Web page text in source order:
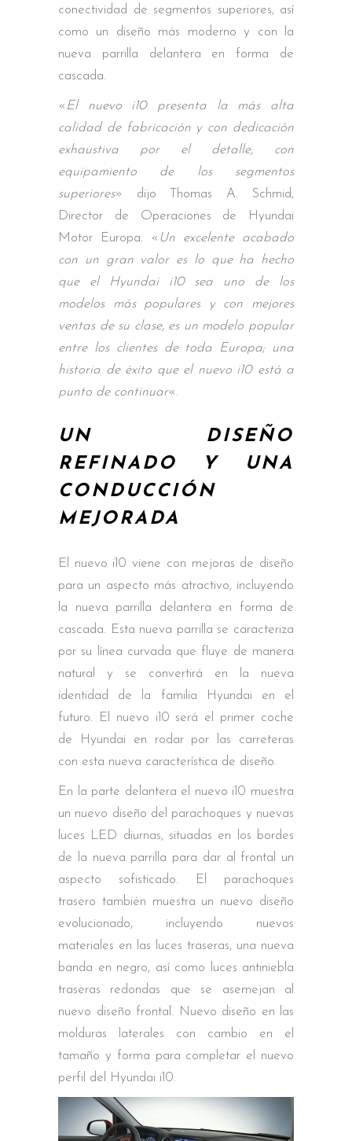
conectividad de segmentos superiores, así
como un diseño más moderno y con la
nueva parrilla delantera en forma de
cascada.
« El nuevo i10 presenta la más alta
calidad de fabricación y con dedicación
exhaustiva por el detalle, con
equipamiento de los segmentos
superiores» dijo Thomas A. Schmid,
Director de Operaciones de Hyundai
Motor Europa. « Un excelente acabado
con un gran valor es lo que ha hecho
que el Hyundai i10 sea uno de los
modelos más populares y con mejores
ventas de su clase, es un modelo popular
entre los clientes de toda Europa; una
historia de éxito que el nuevo i10 está a
punto de continuar«.
UN DISEÑO
REFINADO Y UNA
CONDUCCIÓN
MEJORADA
El nuevo i10 viene con mejoras de diseño
para un aspecto más atractivo, incluyendo
la nueva parrilla delantera en forma de
cascada. Esta nueva parrilla se caracteriza
por su línea curvada que fluye de manera
natural y se convertirá en la nueva
identidad de la familia Hyundai en el
futuro. El nuevo i10 será el primer coche
de Hyundai en rodar por las carreteras
con esta nueva característica de diseño.
En la parte delantera el nuevo i10 muestra
un nuevo diseño del parachoques y nuevas
luces LED diurnas, situadas en los bordes
de la nueva parrilla para dar al frontal un
aspecto sofisticado. El parachoques
trasero también muestra un nuevo diseño
evolucionado, incluyendo nuevos
materiales en las luces traseras, una nueva
banda en negro, así como luces antiniebla
traseras redondas que se asemejan al
nuevo diseño frontal. Nuevo diseño en las
molduras laterales con cambio en el
tamaño y forma para completar el nuevo
perfil del Hyundai i10.